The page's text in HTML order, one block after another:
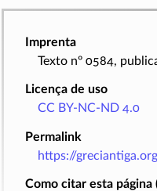
Imprenta
Texto nº 0584,
Licença de uso
CC BY-NC-ND 4.0
Permalink
https://
Como citar esta página